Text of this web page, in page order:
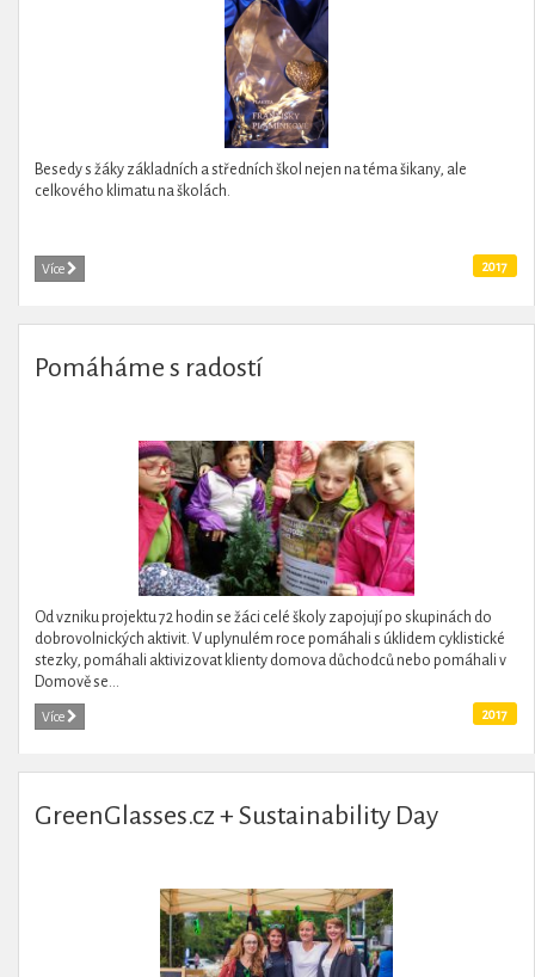
Besedy s žáky základních a středních škol nejen na téma šikany, ale
celkového klimatu na školách.
Více 2017
Pomáháme s radostí
Od vzniku projektu 72 hodin se žáci celé školy zapojují po skupinách do
dobrovolnických aktivit. V uplynulém roce pomáhali s úklidem cyklistické
stezky, pomáhali aktivizovat klienty domova důchodců nebo pomáhali v
Domově se...
Více 2017
GreenGlasses.cz + Sustainability Day